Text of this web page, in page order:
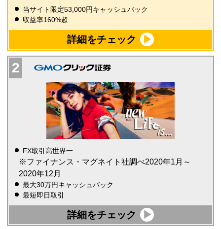
当サイト限定53,000円キャッシュバック
収益率160%超
詳細をチェック
FX取引高世界一
※ファイナンス・マグネイト社調べ2020年1月～
2020年12月
最大30万円キャッシュバック
最短即日取引
詳細をチェック